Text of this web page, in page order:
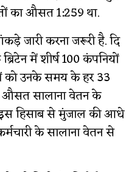
का औसत 1:259 था.
जारी करना जरूरी है. दि
में शीर्ष 100 कंपनियों
को उनके समय के हर 33
औसत सालाना वेतन के
इस हिसाब से मुंजाल की आधे
के सालाना वेतन से